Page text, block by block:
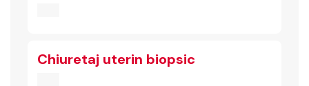
Chiuretaj uterin biopsic